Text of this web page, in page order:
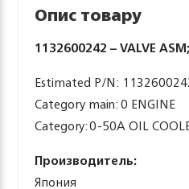
Опис товару
1132600242 – VALVE
Estimated P/N:
Category main: 0 ENGINE
Category: 0-50A OIL
Производитель:
Япония